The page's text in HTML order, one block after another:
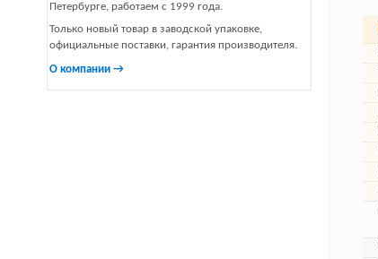
Петербурге, работаем с 1999 года.
Только новый товар в заводской упаковке,
официальные поставки, гарантия производителя.
О компании →